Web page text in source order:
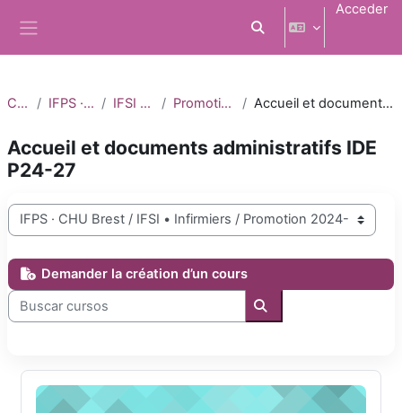
Selector de búsqueda
Acceder
Cursos IFPS · CHU Brest IFSI • Infirmiers Promotion 2024-2027 Accueil et documents administratifs IDE P24-27
Accueil et documents administratifs IDE
P24-27
Categorías
Demander la création d’un cours
Buscar cursos
Buscar cursos
Règlement intérieur et chartes